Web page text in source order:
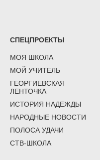
СПЕЦПРОЕКТЫ
МОЯ ШКОЛА
МОЙ УЧИТЕЛЬ
ГЕОРГИЕВСКАЯ
ЛЕНТОЧКА
ИСТОРИЯ НАДЕЖДЫ
НАРОДНЫЕ НОВОСТИ
ПОЛОСА УДАЧИ
СТВ-ШКОЛА